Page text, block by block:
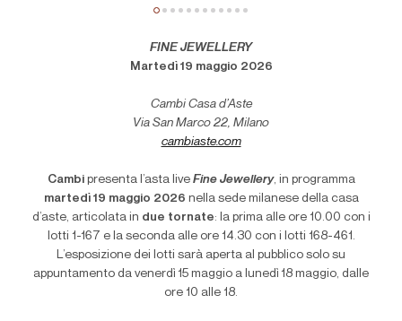
FINE JEWELLERY
Martedì 19 maggio 2026
Cambi Casa d’Aste
Via San Marco 22, Milano
cambiaste.com
Cambi presenta l ’asta live Fine Jewellery, in programma
martedì 19 maggio 2026 nella sede milanese della casa
d’aste, articolata in due tornate: la prima alle ore 10.00 con i
lotti 1-167 e la seconda alle ore 14.30 con i lotti 168-461.
L’esposizione dei lotti sarà aperta al pubblico solo su
appuntamento da venerdì 15 maggio a lunedì 18 maggio, dalle
ore 10 alle 18.